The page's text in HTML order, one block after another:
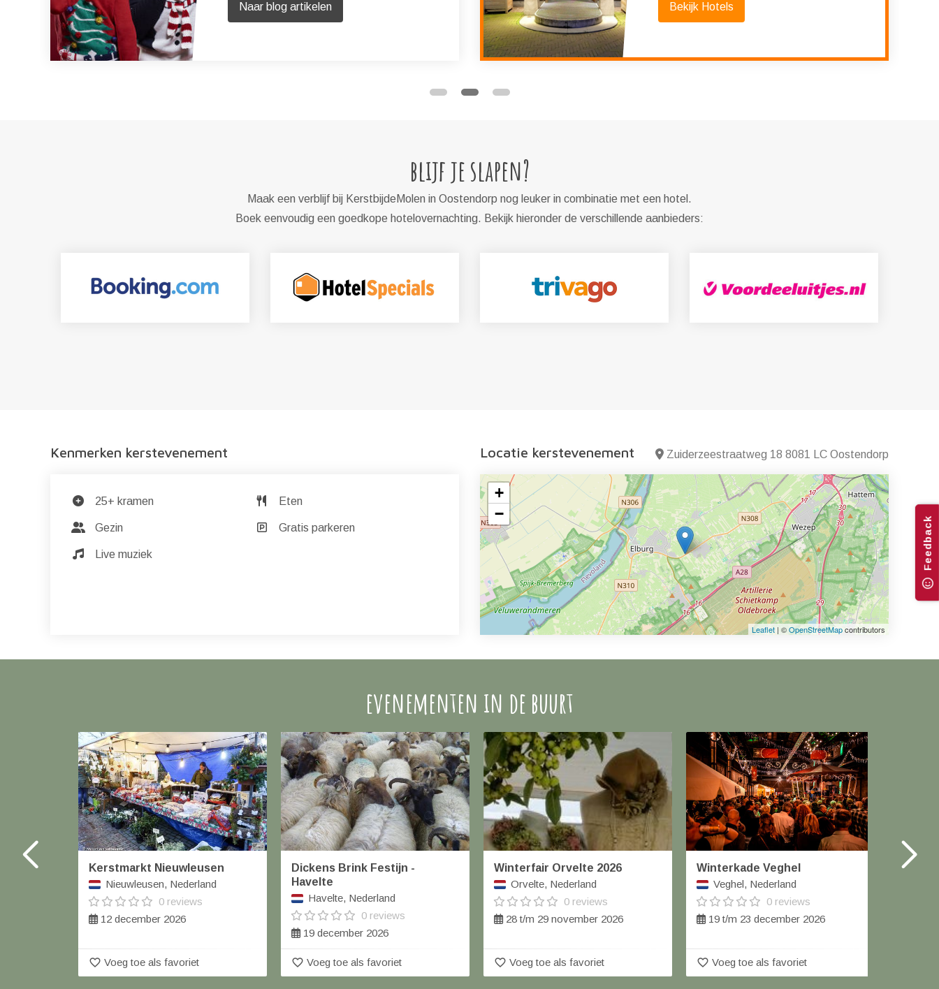
Naar blog artikelen Bekijk Hotels
blijf je slapen?
Maak een verblijf bij KerstbijdeMolen in Oostendorp nog leuker in combinatie met een hotel.
Boek eenvoudig een goedkope hotelovernachting. Bekijk hieronder de verschillende aanbieders:
Kenmerken kerstevenement
25+ kramen Eten
Gezin Gratis parkeren
Live muziek
Locatie kerstevenement Zuiderzeestraatweg 18 8081 LC Oostendorp
+
−
Leaflet | ©OpenStreetMapcontributors
evenementen in de buurt
Kerstmarkt Nieuwleusen
Nieuwleusen, Nederland
0 reviews
12 december 2026
favorite_border Voeg toe als favoriet
Dickens Brink Festijn -
Havelte
Havelte, Nederland
0 reviews
19 december 2026
favorite_border Voeg toe als favoriet
Winterfair Orvelte 2026
Orvelte, Nederland
0 reviews
28 t/m 29 november 2026
favorite_border Voeg toe als favoriet
Winterkade Veghel
Veghel, Nederland
0 reviews
19 t/m 23 december 2026
favorite_border Voeg toe als favoriet
Feedback